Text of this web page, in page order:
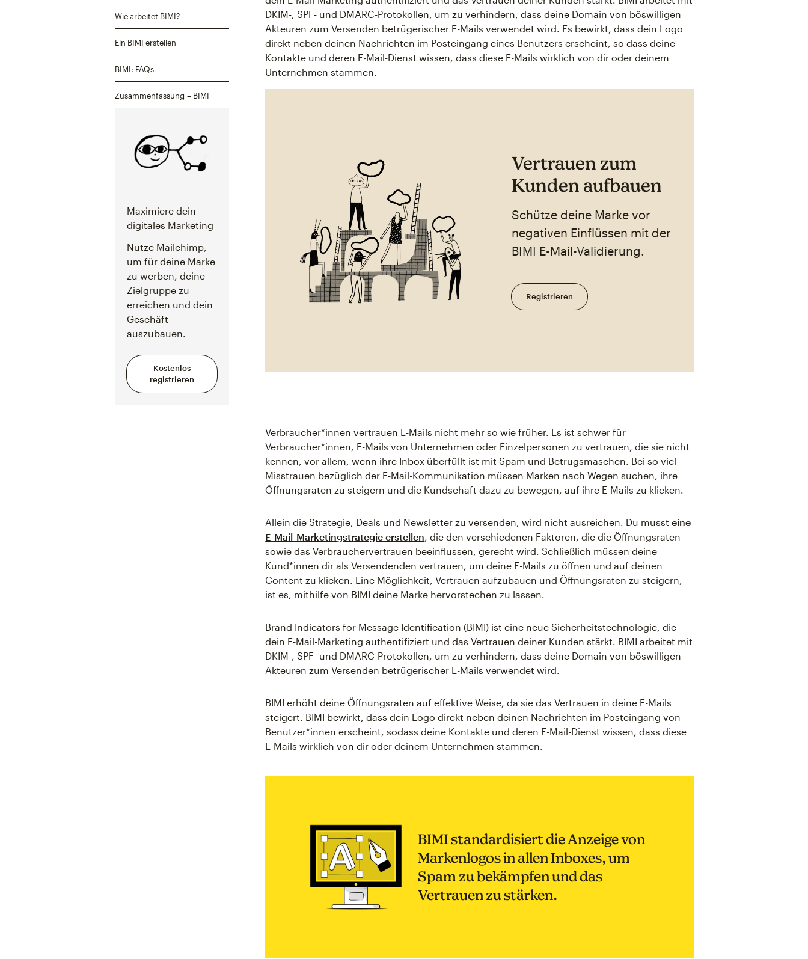
Wie arbeitet BIMI?
Ein BIMI erstellen
BIMI: FAQs
Zusammenfassung – BIMI
Maximiere dein
digitales Marketing
Nutze Mailchimp,
um für deine Marke
zu werben, deine
Zielgruppe zu
erreichen und dein
Geschäft
auszubauen.
Kostenlos
registrieren
DKIM-, SPF- und DMARC-Protokollen, um zu verhindern, dass deine Domain von böswilligen
Akteuren zum Versenden betrügerischer E-Mails verwendet wird. Es bewirkt, dass dein Logo
direkt neben deinen Nachrichten im Posteingang eines Benutzers erscheint, so dass deine
Kontakte und deren E-Mail-Dienst wissen, dass diese E-Mails wirklich von dir oder deinem
Unternehmen stammen.
Vertrauen zum
Kunden aufbauen
Schütze deine Marke vor
negativen Einflüssen mit der
BIMI E-Mail-Validierung.
Registrieren
Verbraucher*innen vertrauen E-Mails nicht mehr so wie früher. Es ist schwer für
Verbraucher*innen, E-Mails von Unternehmen oder Einzelpersonen zu vertrauen, die sie nicht
kennen, vor allem, wenn ihre Inbox überfüllt ist mit Spam und Betrugsmaschen. Bei so viel
Misstrauen bezüglich der E-Mail-Kommunikation müssen Marken nach Wegen suchen, ihre
Öffnungsraten zu steigern und die Kundschaft dazu zu bewegen, auf ihre E-Mails zu klicken.
Allein die Strategie, Deals und Newsletter zu versenden, wird nicht ausreichen. Du mussteine
E-Mail-Marketingstrategie erstellen, die den verschiedenen Faktoren, die die Öffnungsraten
sowie das Verbrauchervertrauen beeinflussen, gerecht wird. Schließlich müssen deine
Kund*innen dir als Versendenden vertrauen, um deine E-Mails zu öffnen und auf deinen
Content zu klicken. Eine Möglichkeit, Vertrauen aufzubauen und Öffnungsraten zu steigern,
ist es, mithilfe von BIMI deine Marke hervorstechen zu lassen.
Brand Indicators for Message Identification (BIMI) ist eine neue Sicherheitstechnologie, die
dein E-Mail-Marketing authentifiziert und das Vertrauen deiner Kunden stärkt. BIMI arbeitet mit
DKIM-, SPF- und DMARC-Protokollen, um zu verhindern, dass deine Domain von böswilligen
Akteuren zum Versenden betrügerischer E-Mails verwendet wird.
BIMI erhöht deine Öffnungsraten auf effektive Weise, da sie das Vertrauen in deine E-Mails
steigert. BIMI bewirkt, dass dein Logo direkt neben deinen Nachrichten im Posteingang von
Benutzer*innen erscheint, sodass deine Kontakte und deren E-Mail-Dienst wissen, dass diese
E-Mails wirklich von dir oder deinem Unternehmen stammen.
BIMI standardisiert die Anzeige von
Markenlogos in allen Inboxes, um
Spam zu bekämpfen und das
Vertrauen zu stärken.